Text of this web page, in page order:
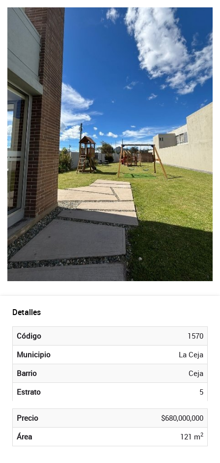
Detalles
Código
1570
Municipio
La Ceja
Barrio
Ceja
Estrato
5
Precio
$680,000,000
Área
121 m2